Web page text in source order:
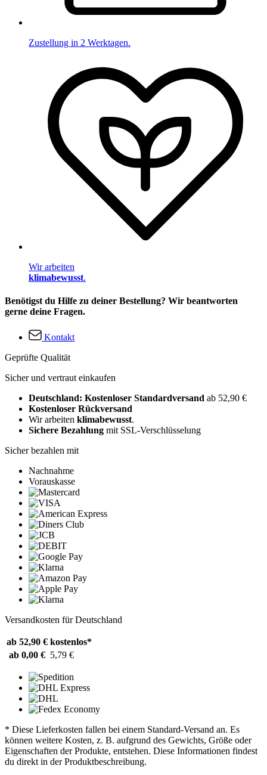
Zustellung in 2 Werktagen.
Wir arbeiten
klimabewusst.
Benötigst du Hilfe zu deiner Bestellung? Wir beantworten
gerne deine Fragen.
Kontakt
Geprüfte Qualität
Sicher und vertraut einkaufen
Deutschland: Kostenloser Standardversand ab 52,90 €
Kostenloser Rückversand
Wir arbeiten klimabewusst.
Sichere Bezahlung mit SSL-Verschlüsselung
Sicher bezahlen mit
Nachnahme
Vorauskasse
Versandkosten für Deutschland
ab 52,90 € kostenlos*
ab 0,00 € 5,79 €
* Diese Lieferkosten fallen bei einem Standard-Versand an. Es
können weitere Kosten, z. B. aufgrund des Gewichts, Größe oder
Eigenschaften der Produkte, entstehen. Diese Informationen findest
du direkt in der Produktbeschreibung.